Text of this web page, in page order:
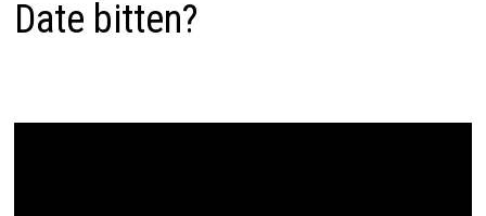
Date bitten?